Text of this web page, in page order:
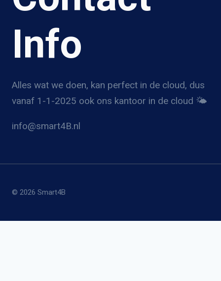
Info
Alles wat we doen, kan perfect in de cloud, dus
vanaf 1-1-2025 ook ons kantoor in de cloud 🌤️
info@smart4B.nl
© 2026 Smart4B